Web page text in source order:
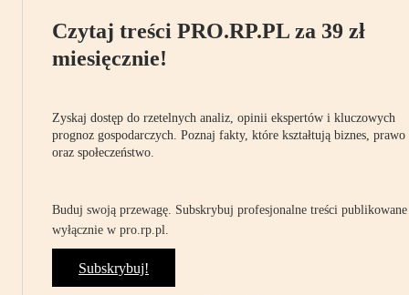
Czytaj treści PRO.RP.PL za 39 zł
miesięcznie!
Zyskaj dostęp do rzetelnych analiz, opinii ekspertów i kluczowych
prognoz gospodarczych. Poznaj fakty, które kształtują biznes, prawo
oraz społeczeństwo.
Buduj swoją przewagę. Subskrybuj profesjonalne treści publikowane
wyłącznie w pro.rp.pl.
Subskrybuj!